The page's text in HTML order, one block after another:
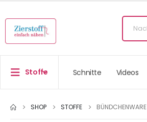
Stoffe Schnitte Videos
SHOP STOFFE BÜNDCHENWARE